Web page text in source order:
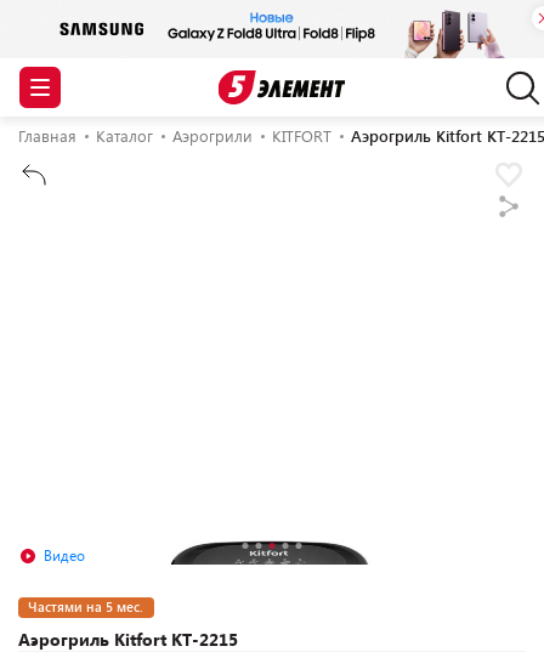
Главная Каталог Аэрогрили KITFORT Аэрогриль Kitfort KT-2215
Аэрогриль Kitfort KT-2215
Видео
Частями на 5 мес.